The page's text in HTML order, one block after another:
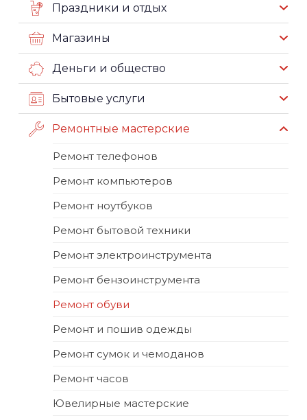
Праздники и отдых
Магазины
Деньги и общество
Бытовые услуги
Ремонтные мастерские
Ремонт телефонов
Ремонт компьютеров
Ремонт ноутбуков
Ремонт бытовой техники
Ремонт электроинструмента
Ремонт бензоинструмента
Ремонт обуви
Ремонт и пошив одежды
Ремонт сумок и чемоданов
Ремонт часов
Ювелирные мастерские